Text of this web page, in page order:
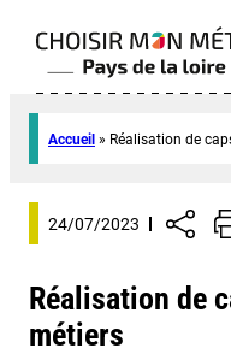
Accueil » Réalisation de
24/07/2023
Réalisation de
métiers